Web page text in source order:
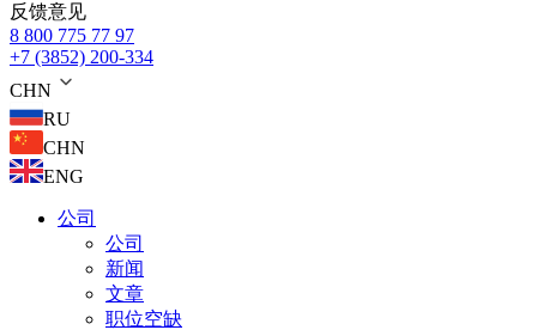
反馈意见
8 800 775 77 97
+7 (3852) 200-334
CHN
RU
CHN
ENG
公司
公司
新闻
文章
职位空缺